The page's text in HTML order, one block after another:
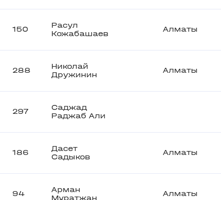
150
Расул
Кожабашаев
Алматы
288
Николай
Дружинин
Алматы
297
Саджад
Раджаб Али
186
Дасет
Садыков
Алматы
94
Арман
Алматы